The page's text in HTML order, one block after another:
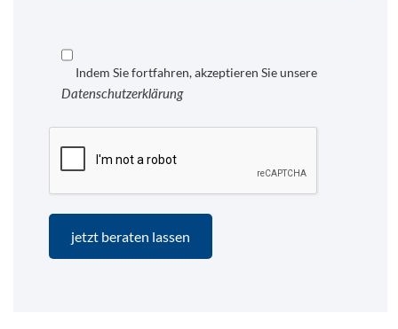
Indem Sie fortfahren, akzeptieren Sie unsere
Datenschutzerklärung